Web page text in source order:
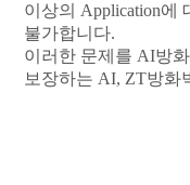
이상의 Application에
불가합니다.
이러한 문제를 AI방
보장하는 AI, ZT방화